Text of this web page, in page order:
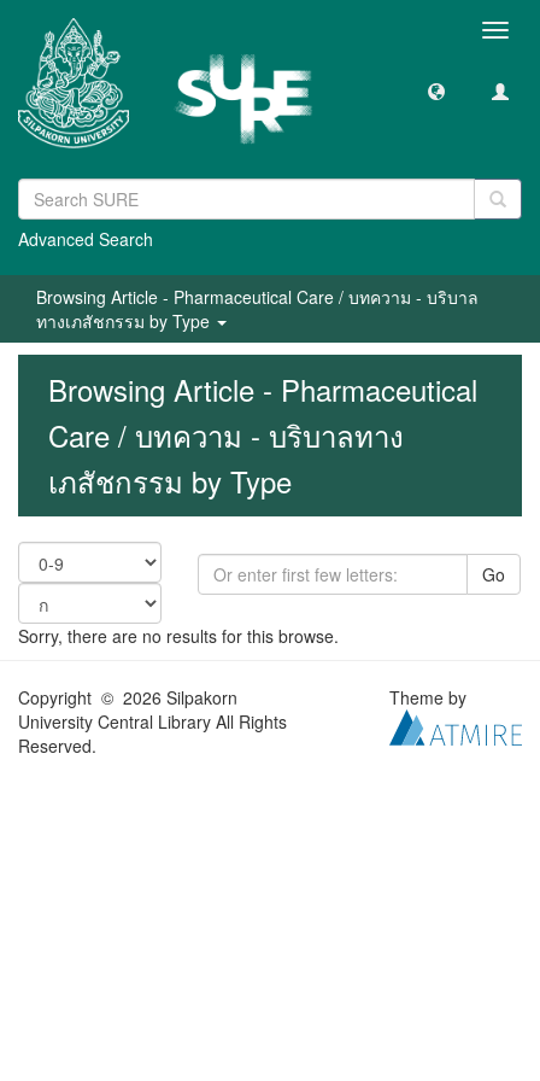
Advanced Search
Browsing Article - Pharmaceutical Care / บทความ - บริบาล
ทางเภสัชกรรม by Type
Browsing Article - Pharmaceutical
Care / บทความ - บริบาลทาง
เภสัชกรรม by Type
Go
Sorry, there are no results for this browse.
Copyright © 2026 Silpakorn
University Central Library All Rights
Reserved.
Theme by